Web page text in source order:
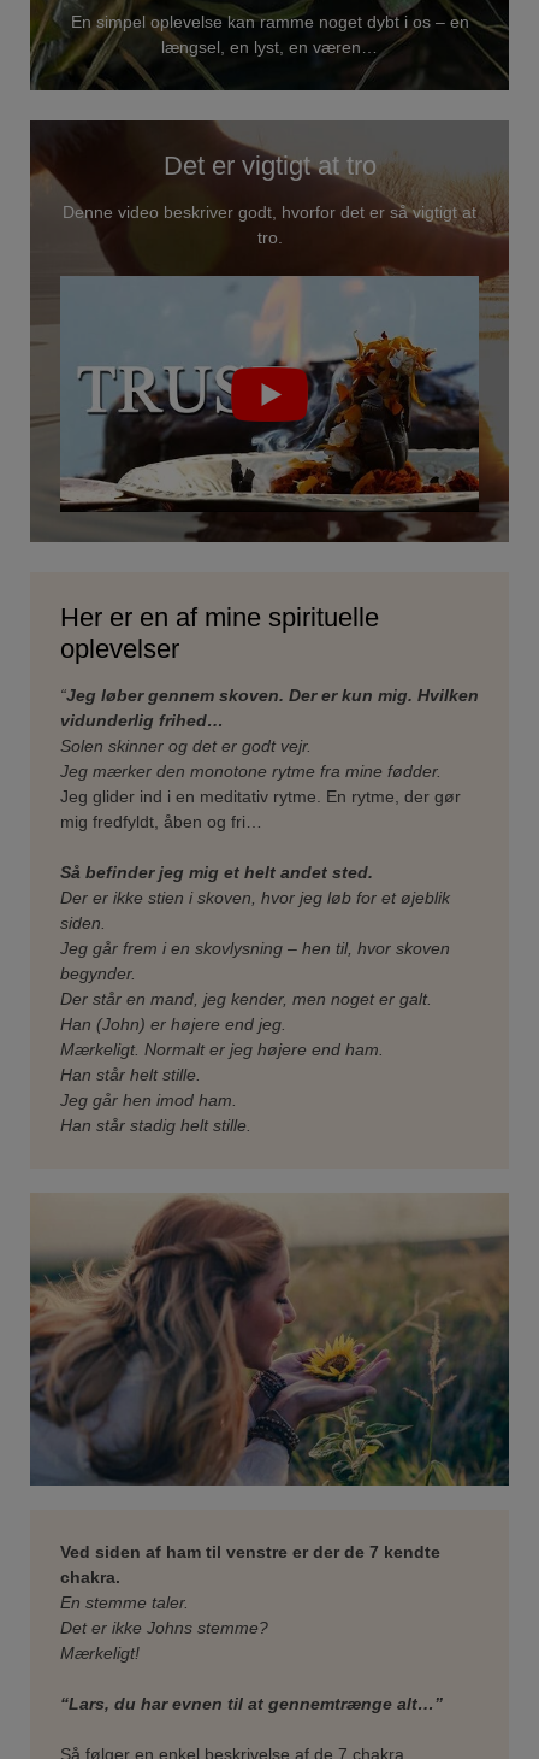
En simpel oplevelse kan ramme noget dybt i os – en
længsel, en lyst, en væren…
Det er vigtigt at tro
Denne video beskriver godt, hvorfor det er så vigtigt at
tro.
Her er en af mine spirituelle
oplevelser
“Jeg løber gennem skoven. Der er kun mig. Hvilken
vidunderlig frihed…
Solen skinner og det er godt vejr.
Jeg mærker den monotone rytme fra mine fødder.
Jeg glider ind i en meditativ rytme. En rytme, der gør
mig fredfyldt, åben og fri…
Så befinder jeg mig et helt andet sted.
Der er ikke stien i skoven, hvor jeg løb for et øjeblik
siden.
Jeg går frem i en skovlysning – hen til, hvor skoven
begynder.
Der står en mand, jeg kender, men noget er galt.
Han (John) er højere end jeg.
Mærkeligt. Normalt er jeg højere end ham.
Han står helt stille.
Jeg går hen imod ham.
Han står stadig helt stille.
Ved siden af ham til venstre er der de 7 kendte
chakra.
En stemme taler.
Det er ikke Johns stemme?
Mærkeligt!
“Lars, du har evnen til at gennemtrænge alt…”
Så følger en enkel beskrivelse af de 7 chakra.